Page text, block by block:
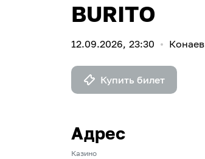
BURITO
12.09.2026, 23:30 Конаев
Купить билет
Адрес
Казино